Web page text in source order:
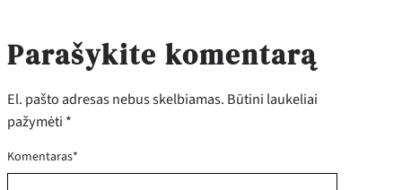
Parašykite komentarą
El. pašto adresas nebus skelbiamas. Būtini laukeliai
pažymėti *
Komentaras*